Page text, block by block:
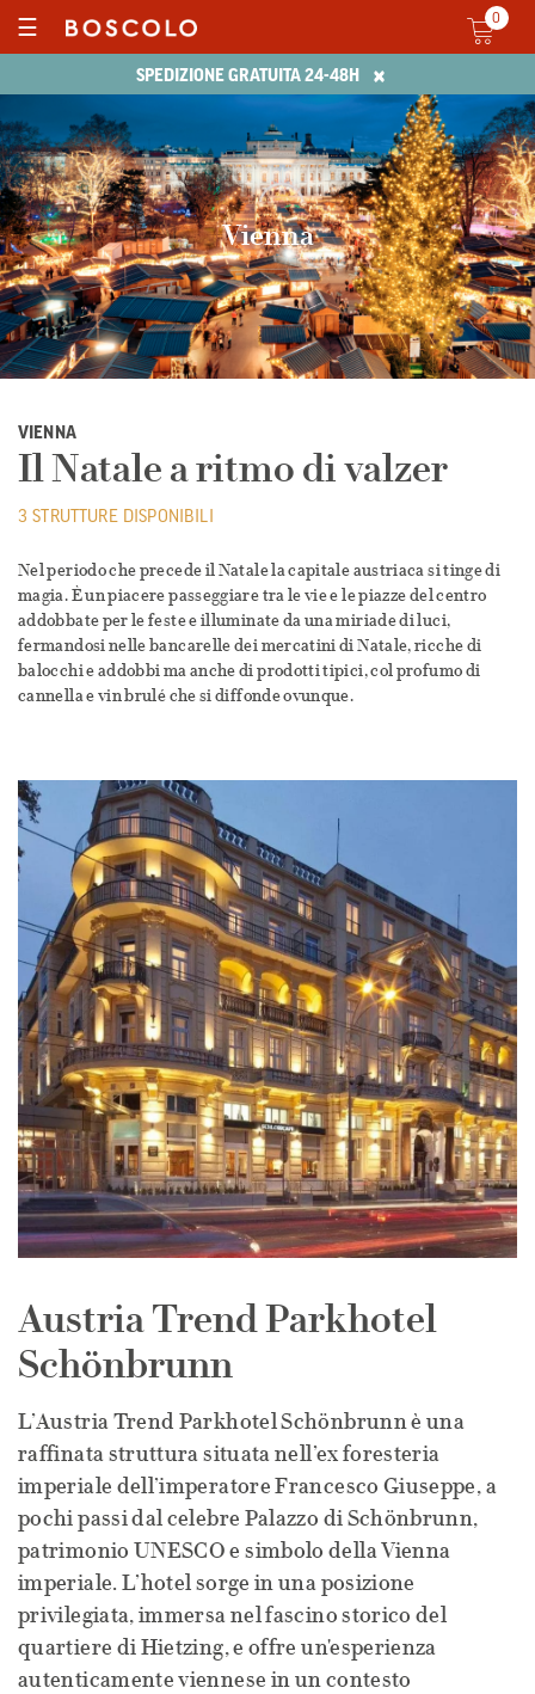
SPEDIZIONE GRATUITA 24-48H ×
☰ 0
Vienna
VIENNA
Il Natale a ritmo di valzer
3 STRUTTURE DISPONIBILI
Nel periodo che precede il Natale la capitale austriaca si tinge di
magia. È un piacere passeggiare tra le vie e le piazze del centro
addobbate per le feste e illuminate da una miriade di luci,
fermandosi nelle bancarelle dei mercatini di Natale, ricche di
balocchi e addobbi ma anche di prodotti tipici, col profumo di
cannella e vin brulé che si diffonde ovunque.
Austria Trend Parkhotel
Schönbrunn
L’Austria Trend Parkhotel Schönbrunn è una
raffinata struttura situata nell’ex foresteria
imperiale dell’imperatore Francesco Giuseppe, a
pochi passi dal celebre Palazzo di Schönbrunn,
patrimonio UNESCO e simbolo della Vienna
imperiale. L’hotel sorge in una posizione
privilegiata, immersa nel fascino storico del
quartiere di Hietzing, e offre un'esperienza
autenticamente viennese in un contesto